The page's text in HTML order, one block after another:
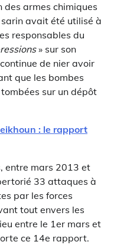
armes chimiques
avait été utilisé à
responsables du
» sur son
de nier avoir
que les bombes
sur un dépôt
: le rapport
entre mars 2013 et
33 attaques à
par les forces
tout envers les
entre le 1er mars et
ce 14e rapport.